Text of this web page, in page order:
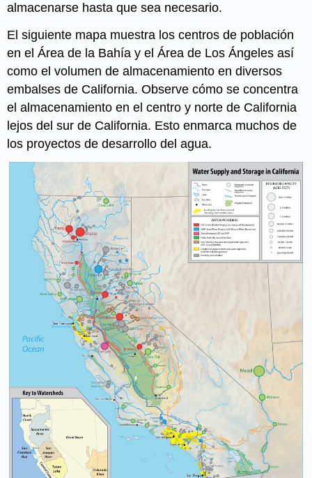
almacenarse hasta que sea necesario.
El siguiente mapa muestra los centros de población
en el Área de la Bahía y el Área de Los Ángeles así
como el volumen de almacenamiento en diversos
embalses de California. Observe cómo se concentra
el almacenamiento en el centro y norte de California
lejos del sur de California. Esto enmarca muchos de
los proyectos de desarrollo del agua.